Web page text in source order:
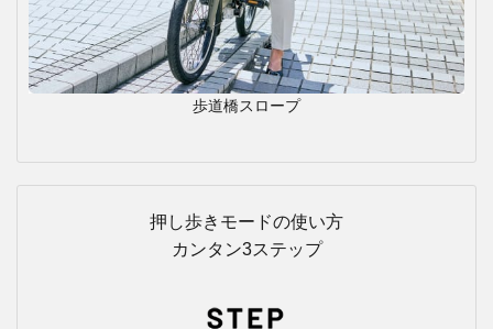
歩道橋スロープ
押し歩きモードの使い方
カンタン3ステップ